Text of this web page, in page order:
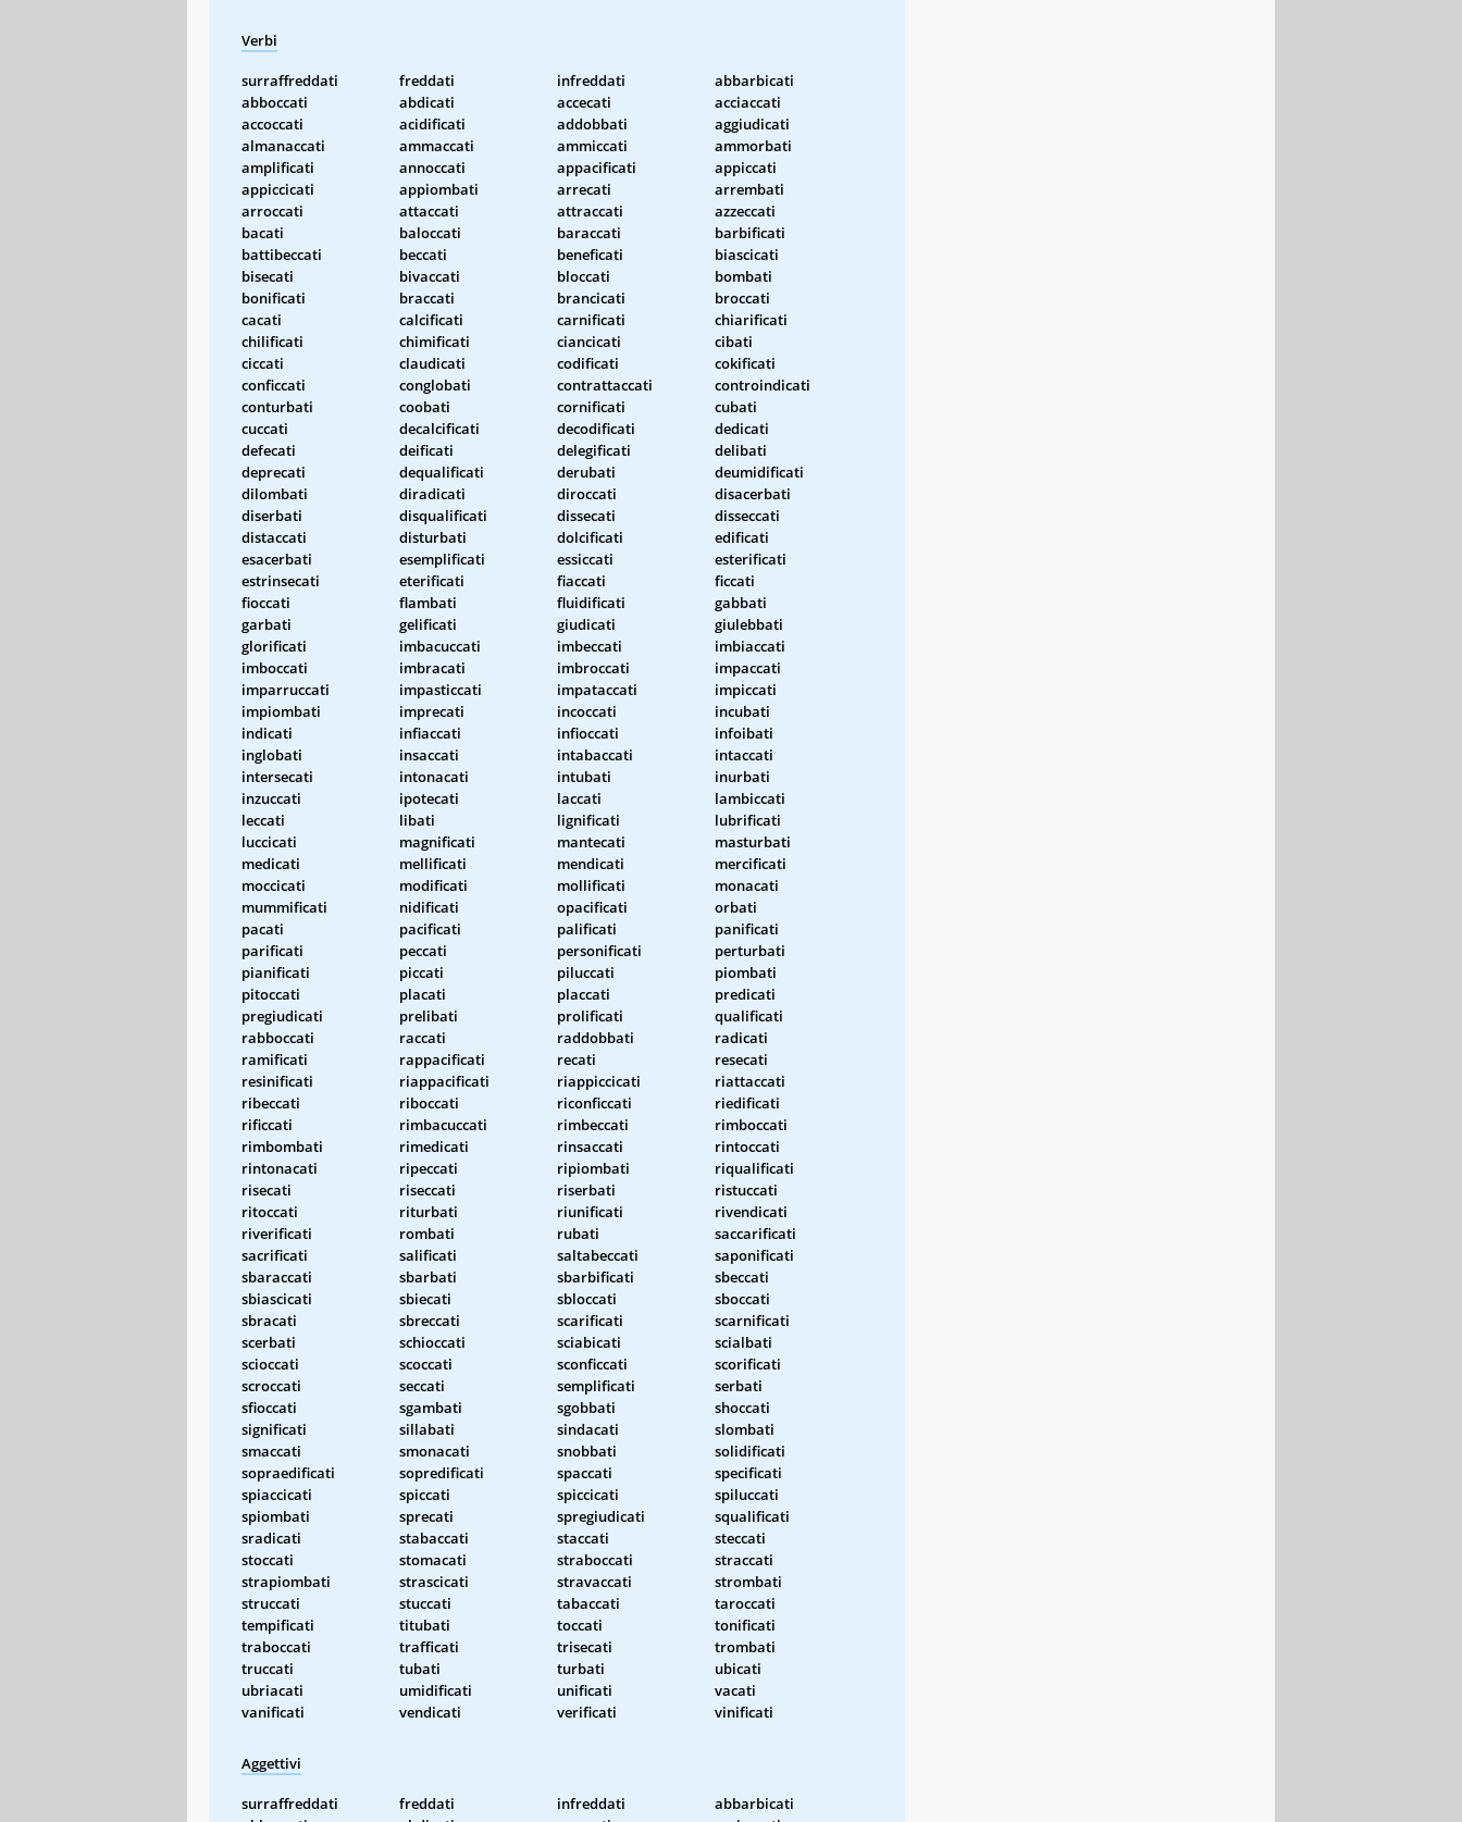
Verbi
surraffreddati freddati infreddati
abbarbicati
abboccati
abdicati accecati
acciaccati
accoccati
acidificati addobbati
aggiudicati
almanaccati
ammaccati ammiccati
ammorbati
amplificati
annoccati appacificati
appiccati
appiccicati
appiombati arrecati
arrembati
arroccati
attaccati attraccati
azzeccati
bacati
baloccati baraccati
barbificati
battibeccati
beccati beneficati
biascicati
bisecati
bivaccati bloccati
bombati
bonificati
braccati brancicati
broccati
cacati
calcificati carnificati
chiarificati
chilificati
chimificati ciancicati
cibati
ciccati
claudicati codificati
cokificati
conficcati
conglobati contrattaccati
controindicati
conturbati
coobati cornificati
cubati
cuccati
decalcificati decodificati
dedicati
defecati
deificati delegificati
delibati
deprecati
dequalificati derubati
deumidificati
dilombati
diradicati diroccati
disacerbati
diserbati
disqualificati dissecati
disseccati
distaccati
disturbati dolcificati
edificati
esacerbati
esemplificati essiccati
esterificati
estrinsecati
eterificati fiaccati
ficcati
fioccati
flambati fluidificati
gabbati
garbati
gelificati giudicati
giulebbati
glorificati
imbacuccati imbeccati
imbiaccati
imboccati
imbracati imbroccati
impaccati
imparruccati
impasticcati impataccati
impiccati
impiombati
imprecati incoccati
incubati
indicati
infiaccati infioccati
infoibati
inglobati
insaccati intabaccati
intaccati
intersecati
intonacati intubati
inurbati
inzuccati
ipotecati laccati
lambiccati
leccati
libati lignificati
lubrificati
luccicati
magnificati mantecati
masturbati
medicati
mellificati mendicati
mercificati
moccicati
modificati mollificati
monacati
mummificati
nidificati opacificati
orbati
pacati
pacificati palificati
panificati
parificati
peccati personificati
perturbati
pianificati
piccati piluccati
piombati
pitoccati
placati placcati
predicati
pregiudicati
prelibati prolificati
qualificati
rabboccati
raccati raddobbati
radicati
ramificati
rappacificati recati
resecati
resinificati
riappacificati riappiccicati
riattaccati
ribeccati
riboccati riconficcati
riedificati
rificcati
rimbacuccati rimbeccati
rimboccati
rimbombati
rimedicati rinsaccati
rintoccati
rintonacati
ripeccati ripiombati
riqualificati
risecati
riseccati riserbati
ristuccati
ritoccati
riturbati riunificati
rivendicati
riverificati
rombati rubati
saccarificati
sacrificati
salificati saltabeccati
saponificati
sbaraccati
sbarbati sbarbificati
sbeccati
sbiascicati
sbiecati sbloccati
sboccati
sbracati
sbreccati scarificati
scarnificati
scerbati
schioccati sciabicati
scialbati
scioccati
scoccati sconficcati
scorificati
scroccati
seccati semplificati
serbati
sfioccati
sgambati sgobbati
shoccati
significati
sillabati sindacati
slombati
smaccati
smonacati snobbati
solidificati
sopraedificati
sopredificati spaccati
specificati
spiaccicati
spiccati spiccicati
spiluccati
spiombati
sprecati spregiudicati
squalificati
sradicati
stabaccati staccati
steccati
stoccati
stomacati straboccati
straccati
strapiombati
strascicati stravaccati
strombati
struccati
stuccati tabaccati
taroccati
tempificati
titubati toccati
tonificati
traboccati
trafficati trisecati
trombati
truccati
tubati turbati
ubicati
ubriacati
umidificati unificati
vacati
vanificati
vendicati verificati vinificati
Aggettivi
surraffreddati freddati infreddati
abbarbicati